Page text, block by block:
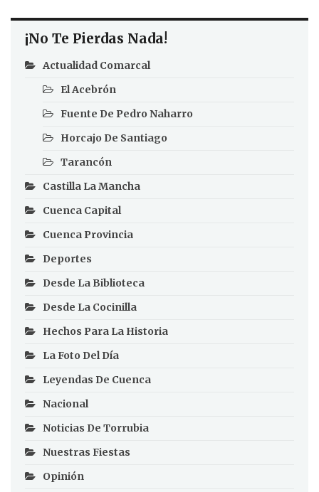
¡No Te Pierdas Nada!
Actualidad Comarcal
El Acebrón
Fuente De Pedro Naharro
Horcajo De Santiago
Tarancón
Castilla La Mancha
Cuenca Capital
Cuenca Provincia
Deportes
Desde La Biblioteca
Desde La Cocinilla
Hechos Para La Historia
La Foto Del Día
Leyendas De Cuenca
Nacional
Noticias De Torrubia
Nuestras Fiestas
Opinión